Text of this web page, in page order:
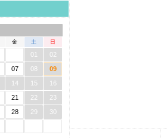
金 土 日
01
02
07 08
09
14 15
16
21 22
23
28 29
30